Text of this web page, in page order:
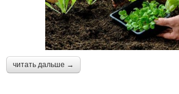
читать дальше →